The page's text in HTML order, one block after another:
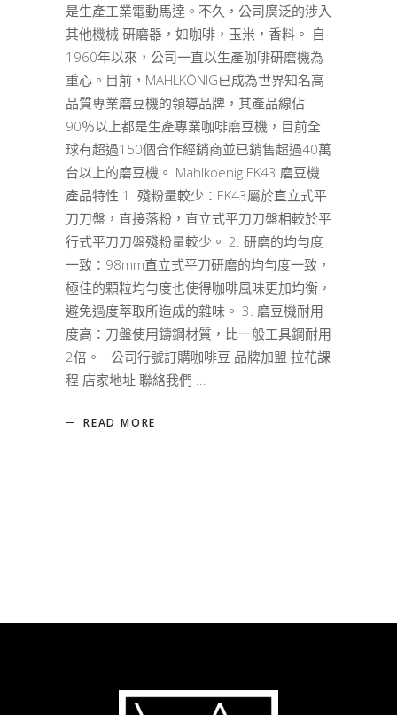
是生產工業電動馬達。不久，公司廣泛的涉入
其他機械 研磨器，如咖啡，玉米，香料。 自
1960年以來，公司一直以生產咖啡研磨機為
重心。目前，MAHLKÖNIG已成為世界知名高
品質專業磨豆機的領導品牌，其產品線佔
90％以上都是生產專業咖啡磨豆機，目前全
球有超過150個合作經銷商並已銷售超過40萬
台以上的磨豆機。 Mahlkoenig EK43 磨豆機
產品特性 1. 殘粉量較少：EK43屬於直立式平
刀刀盤，直接落粉，直立式平刀刀盤相較於平
行式平刀刀盤殘粉量較少。 2. 研磨的均勻度
一致：98mm直立式平刀研磨的均勻度一致，
極佳的顆粒均勻度也使得咖啡風味更加均衡，
避免過度萃取所造成的雜味。 3. 磨豆機耐用
度高：刀盤使用鑄鋼材質，比一般工具鋼耐用
2倍。 公司行號訂購咖啡豆 品牌加盟 拉花課
程 店家地址 聯絡我們
READ MORE